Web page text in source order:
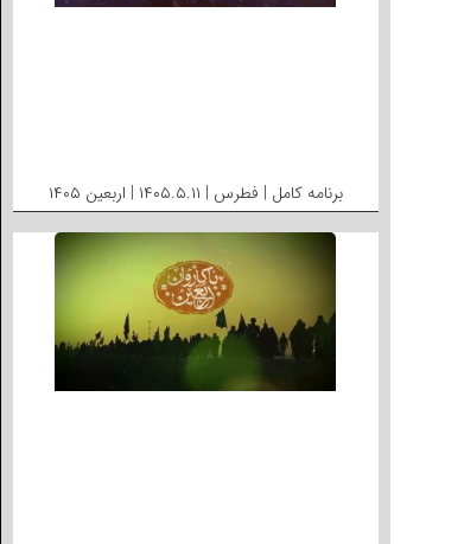
برنامه کامل | فطرس | ۱۴۰۵.۵.۱۱ | اربعین ۱۴۰۵